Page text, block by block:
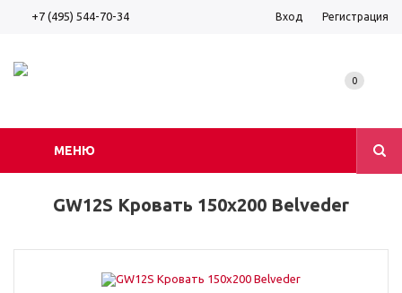
+7 (495) 544-70-34 Вход Регистрация
МЕНЮ
0
GW12S Кровать 150х200 Belveder